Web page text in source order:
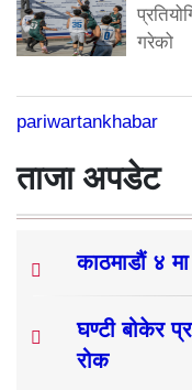
गरेको
pariwartankhabar
ताजा अपडेट
काठमाडौं ४
घण्टी बोकेर
रोक